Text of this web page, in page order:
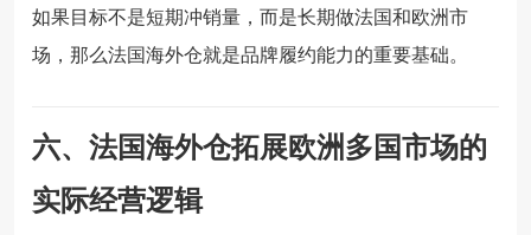
如果目标不是短期冲销量，而是长期做法国和欧洲市
场，那么法国海外仓就是品牌履约能力的重要基础。
六、法国海外仓拓展欧洲多国市场的
实际经营逻辑